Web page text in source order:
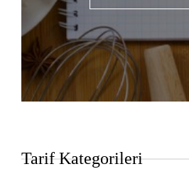
Tarif Kategorileri